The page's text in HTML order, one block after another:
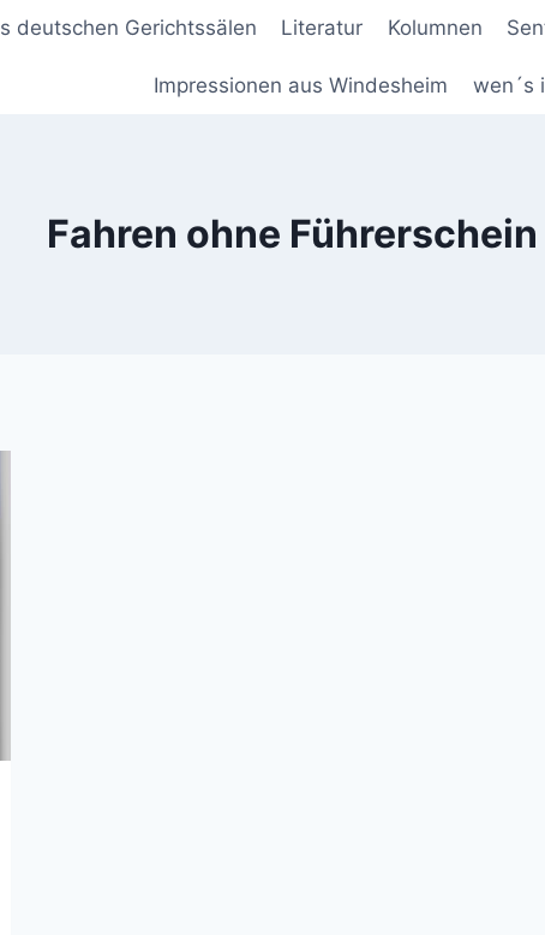
deutschen Gerichtssälen Literatur Kolumnen
Impressionen aus Windesheim wen´s
Fahren ohne Führerschein